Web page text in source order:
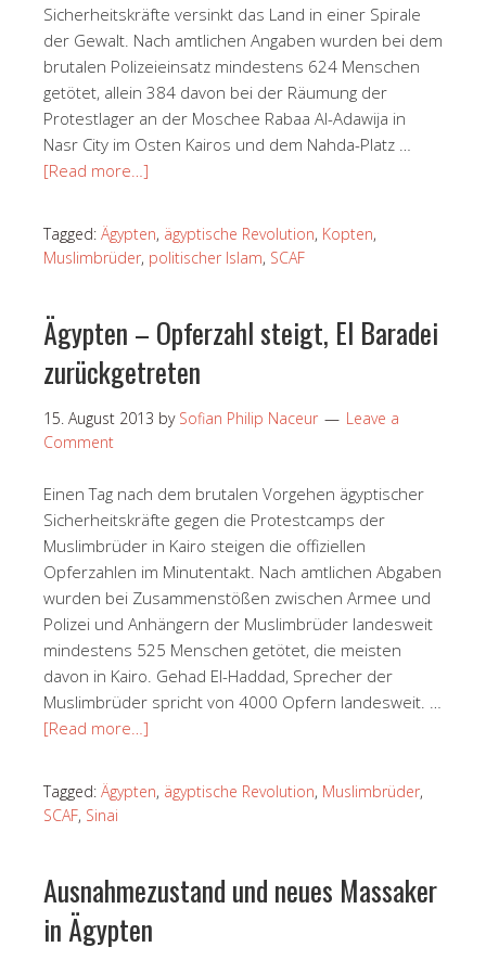
Sicherheitskräfte versinkt das Land in einer Spirale
der Gewalt. Nach amtlichen Angaben wurden bei dem
brutalen Polizeieinsatz mindestens 624 Menschen
getötet, allein 384 davon bei der Räumung der
Protestlager an der Moschee Rabaa Al-Adawija in
Nasr City im Osten Kairos und dem Nahda-Platz …
[Read more…]
Tagged: Ägypten, ägyptische Revolution, Kopten,
Muslimbrüder, politischer Islam, SCAF
Ägypten – Opferzahl steigt, El Baradei
zurückgetreten
15. August 2013 by Sofian Philip Naceur
Leave a
Comment
Einen Tag nach dem brutalen Vorgehen ägyptischer
Sicherheitskräfte gegen die Protestcamps der
Muslimbrüder in Kairo steigen die offiziellen
Opferzahlen im Minutentakt. Nach amtlichen Abgaben
wurden bei Zusammenstößen zwischen Armee und
Polizei und Anhängern der Muslimbrüder landesweit
mindestens 525 Menschen getötet, die meisten
davon in Kairo. Gehad El-Haddad, Sprecher der
Muslimbrüder spricht von 4000 Opfern landesweit. …
[Read more…]
Tagged: Ägypten, ägyptische Revolution, Muslimbrüder,
SCAF, Sinai
Ausnahmezustand und neues Massaker
in Ägypten